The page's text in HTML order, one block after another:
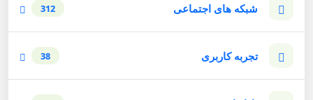
شبکه های اجتماعی 312
تجربه کاربری 38